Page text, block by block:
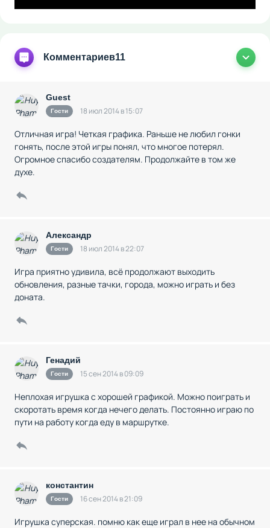
Комментариев11
Guest
Гости 18 июл 2014 в 15:07
Отличная игра! Четкая графика. Раньше не любил гонки
гонять, после этой игры понял, что многое потерял.
Огромное спасибо создателям. Продолжайте в том же
духе.
Александр
Гости 18 июл 2014 в 22:07
Игра приятно удивила, всё продолжают выходить
обновления, разные тачки, города, можно играть и без
доната.
Генадий
Гости 15 сен 2014 в 09:09
Неплохая игрушка с хорошей графикой. Можно поиграть и
скоротать время когда нечего делать. Постоянно играю по
пути на работу когда еду в маршрутке.
константин
Гости 16 сен 2014 в 21:09
Игрушка суперская. помню как еще играл в нее на обычном